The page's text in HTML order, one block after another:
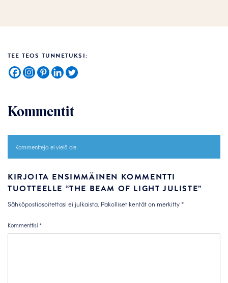
TEE TEOS TUNNETUKSI:
Kommentit
Kommentteja ei vielä ole.
KIRJOITA ENSIMMÄINEN KOMMENTTI
TUOTTEELLE “THE BEAM OF LIGHT JULISTE”
Sähköpostiosoitettasi ei julkaista. Pakolliset kentät on merkitty*
Kommenttisi*